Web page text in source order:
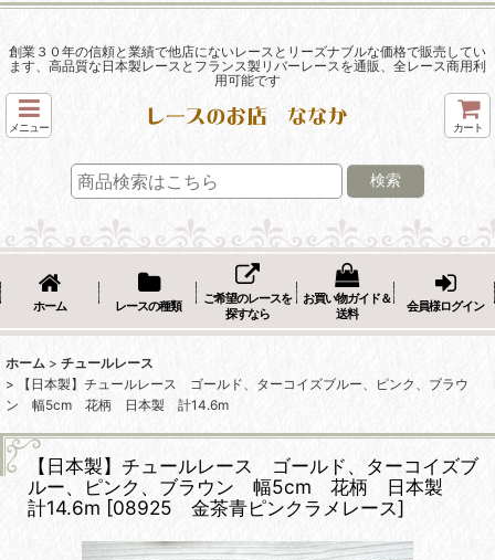
創業３０年の信頼と業績で他店にないレースとリーズナブルな価格で販売してい
ます、高品質な日本製レースとフランス製リバーレースを通販、全レース商用利
用可能です
メニュー カート
検索
ホーム レースの種類
ご希望のレースを
探すなら
お買い物ガイド＆
送料
会員様ログイン
ホーム > チュールレース
>
【日本製】チュールレース ゴールド、ターコイズブルー、ピンク、ブラウ
ン 幅5cm 花柄 日本製 計14.6m
【日本製】チュールレース ゴールド、ターコイズブ
ルー、ピンク、ブラウン 幅5cm 花柄 日本製
計14.6m [08925 金茶青ピンクラメレース]